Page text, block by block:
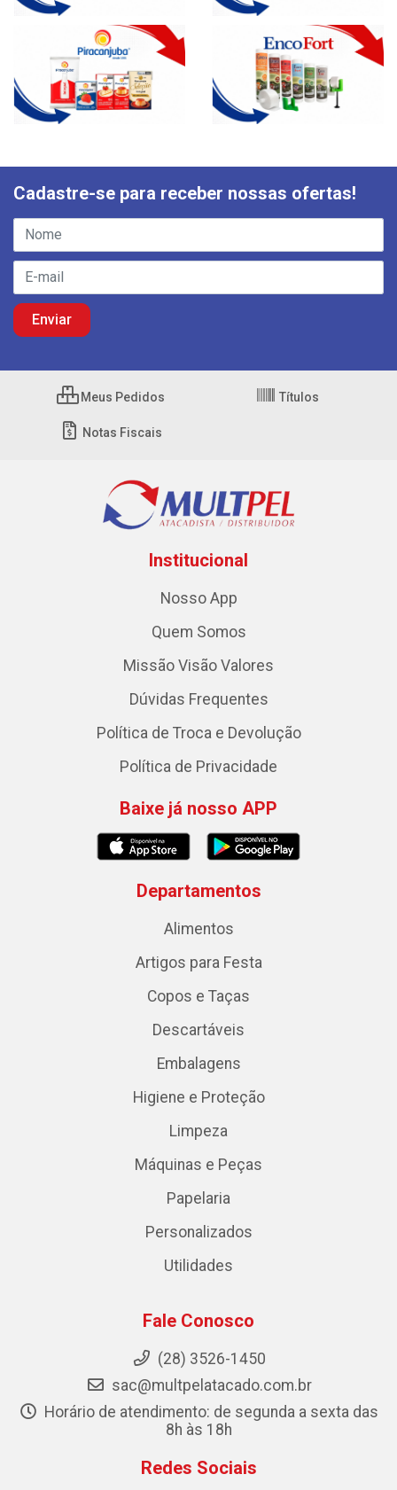
Cadastre-se para receber nossas ofertas!
Meus Pedidos Títulos
Notas Fiscais
Institucional
Nosso App
Quem Somos
Missão Visão Valores
Dúvidas Frequentes
Política de Troca e Devolução
Política de Privacidade
Baixe já nosso APP
Departamentos
Alimentos
Artigos para Festa
Copos e Taças
Descartáveis
Embalagens
Higiene e Proteção
Limpeza
Máquinas e Peças
Papelaria
Personalizados
Utilidades
Fale Conosco
(28) 3526-1450
sac@multpelatacado.com.br
Horário de atendimento: de segunda a sexta das
8h às 18h
Redes Sociais